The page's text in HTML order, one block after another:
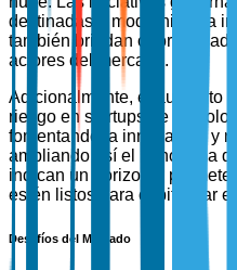
destinadas a modernizar la
también brindan
actores del mercado.
Adicionalmente, el aumento
riesgo en startups de
fomentando la innovación y
ampliando así el panorama
indican un horizonte
estén listos para capitalizar
Desafíos del Mercado